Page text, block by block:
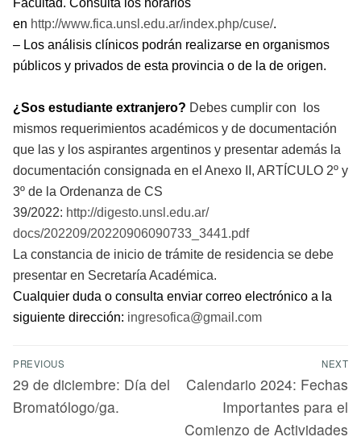
en http://www.fica.unsl.edu.ar/index.php/cuse/.
– Los análisis clínicos podrán realizarse en organismos
públicos y privados de esta provincia o de la de origen.
¿Sos estudiante extranjero? Debes cumplir con los
mismos requerimientos académicos y de documentación
que las y los aspirantes argentinos y presentar además la
documentación consignada en el Anexo II, ARTÍCULO 2º y
3º de la Ordenanza de CS
39/2022: http://digesto.unsl.edu.ar/
docs/202209/20220906090733_ 3441.pdf
La constancia de inicio de trámite de residencia se debe
presentar en Secretaría Académica.
Cualquier duda o consulta enviar correo electrónico a la
siguiente dirección: ingresofica@gmail.com
PREVIOUS
29 de diciembre: Día del
Bromatólogo/ga.
NEXT
Calendario 2024: Fechas
Importantes para el
Comienzo de Actividades